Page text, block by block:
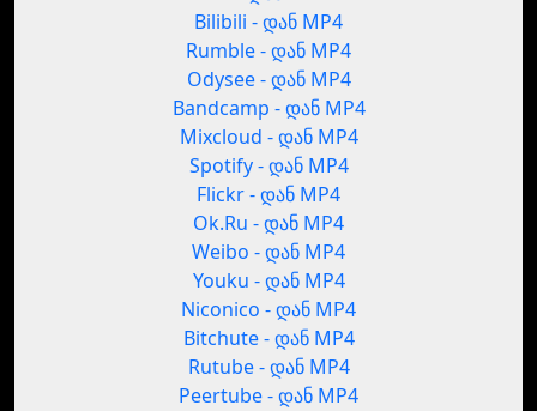
Bilibili - დან MP4
Rumble - დან MP4
Odysee - დან MP4
Bandcamp - დან MP4
Mixcloud - დან MP4
Spotify - დან MP4
Flickr - დან MP4
Ok.Ru - დან MP4
Weibo - დან MP4
Youku - დან MP4
Niconico - დან MP4
Bitchute - დან MP4
Rutube - დან MP4
Peertube - დან MP4